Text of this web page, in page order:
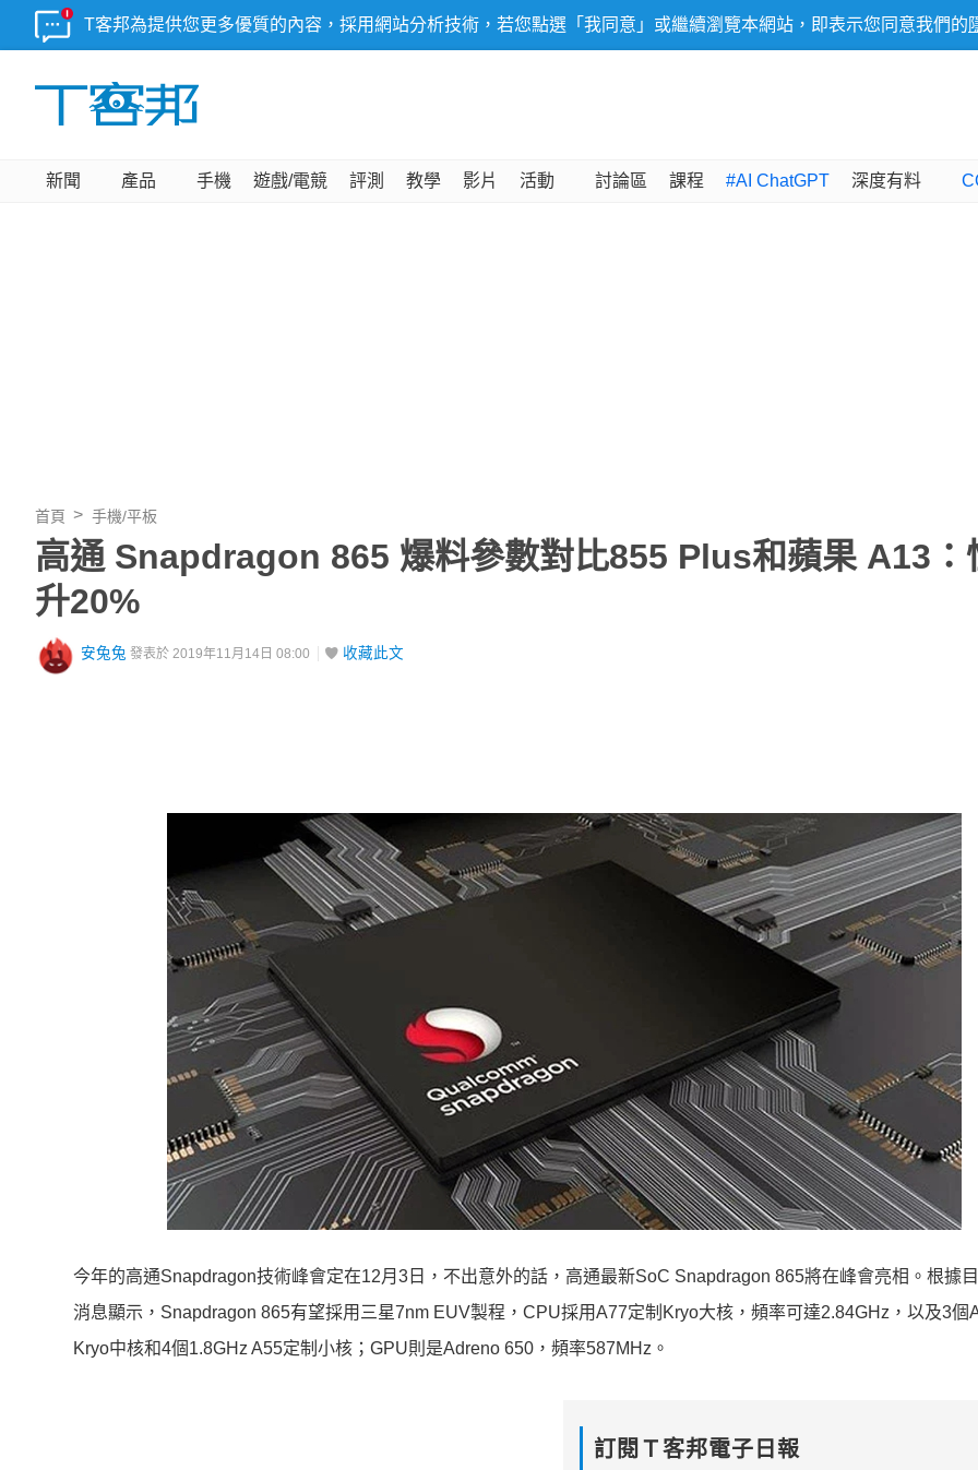
T客邦為提供您更多優質的內容，採用網站分析技術，若您點選「我同意」或繼續瀏覽本網站，即表示您同意我們的
新聞 產品 手機 遊戲/電競 評測 教學 影片 活動 討論區 課程 #AI ChatGPT 深度有料
首頁 手機/平板
高通 Snapdragon 865 爆料參數對比855 Plus和蘋果 A13：
升20%
安兔兔 發表於 2019年11月14日 08:00 收藏此文
今年的高通Snapdragon技術峰會定在12月3日，不出意外的話，高通最新SoC Snapdragon 865將在峰會亮相。根據
消息顯示，Snapdragon 865有望採用三星7nm EUV製程，CPU採用A77定制Kryo大核，頻率可達2.84GHz，以及3個
Kryo中核和4個1.8GHz A55定制小核；GPU則是Adreno 650，頻率587MHz。
訂閱Ｔ客邦電子日報